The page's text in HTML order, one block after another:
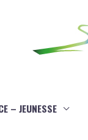
– JEUNESSE